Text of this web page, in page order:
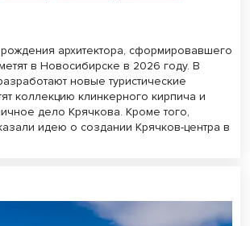
архитектора, сформировавшего
в Новосибирске в 2026 году. В
новые туристические
коллекцию клинкерного кирпича и
дело Крячкова. Кроме того,
идею о создании Крячков-центра в